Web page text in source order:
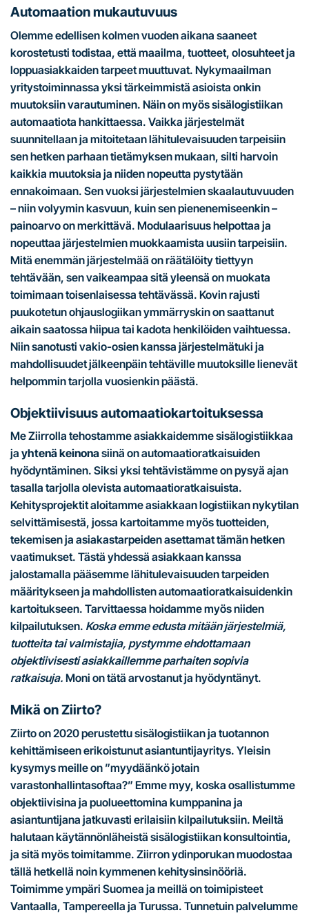
Automaation mukautuvuus
Olemme edellisen kolmen vuoden aikana saaneet
korostetusti todistaa, että maailma, tuotteet, olosuhteet ja
loppuasiakkaiden tarpeet muuttuvat. Nykymaailman
yritystoiminnassa yksi tärkeimmistä asioista onkin
muutoksiin varautuminen. Näin on myös sisälogistiikan
automaatiota hankittaessa. Vaikka järjestelmät
suunnitellaan ja mitoitetaan lähitulevaisuuden tarpeisiin
sen hetken parhaan tietämyksen mukaan, silti harvoin
kaikkia muutoksia ja niiden nopeutta pystytään
ennakoimaan. Sen vuoksi järjestelmien skaalautuvuuden
– niin volyymin kasvuun, kuin sen pienenemiseenkin –
painoarvo on merkittävä. Modulaarisuus helpottaa ja
nopeuttaa järjestelmien muokkaamista uusiin tarpeisiin.
Mitä enemmän järjestelmää on räätälöity tiettyyn
tehtävään, sen vaikeampaa sitä yleensä on muokata
toimimaan toisenlaisessa tehtävässä. Kovin rajusti
puukotetun ohjauslogiikan ymmärryskin on saattanut
aikain saatossa hiipua tai kadota henkilöiden vaihtuessa.
Niin sanotusti vakio-osien kanssa järjestelmätuki ja
mahdollisuudet jälkeenpäin tehtäville muutoksille lienevät
helpommin tarjolla vuosienkin päästä.
Objektiivisuus automaatiokartoituksessa
Me Ziirrolla tehostamme asiakkaidemme sisälogistiikkaa
ja yhtenä keinonasiinä on automaatioratkaisuiden
hyödyntäminen. Siksi yksi tehtävistämme on pysyä ajan
tasalla tarjolla olevista automaatioratkaisuista.
Kehitysprojektit aloitamme asiakkaan logistiikan nykytilan
selvittämisestä, jossa kartoitamme myös tuotteiden,
tekemisen ja asiakastarpeiden asettamat tämän hetken
vaatimukset. Tästä yhdessä asiakkaan kanssa
jalostamalla pääsemme lähitulevaisuuden tarpeiden
määritykseen ja mahdollisten automaatioratkaisuidenkin
kartoitukseen. Tarvittaessa hoidamme myös niiden
kilpailutuksen. Koska emme edusta mitään järjestelmiä,
tuotteita tai valmistajia, pystymme ehdottamaan
objektiivisesti asiakkaillemme parhaiten sopivia
ratkaisuja. Moni on tätä arvostanut ja hyödyntänyt.
Mikä on Ziirto?
Ziirto on 2020 perustettu sisälogistiikan ja tuotannon
kehittämiseen erikoistunut asiantuntijayritys. Yleisin
kysymys meille on ”myydäänkö jotain
varastonhallintasoftaa?” Emme myy, koska osallistumme
objektiivisina ja puolueettomina kumppanina ja
asiantuntijana jatkuvasti erilaisiin kilpailutuksiin. Meiltä
halutaan käytännönläheistä sisälogistiikan konsultointia,
ja sitä myös toimitamme. Ziirron ydinporukan muodostaa
tällä hetkellä noin kymmenen kehitysinsinööriä.
Toimimme ympäri Suomea ja meillä on toimipisteet
Vantaalla, Tampereella ja Turussa. Tunnetuin palvelumme